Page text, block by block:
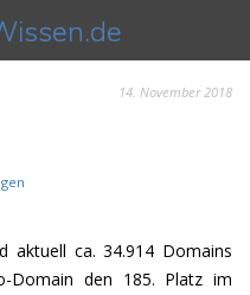
14. November 2018
aktuell ca. 34.914 Domains
Domain den 185. Platz im